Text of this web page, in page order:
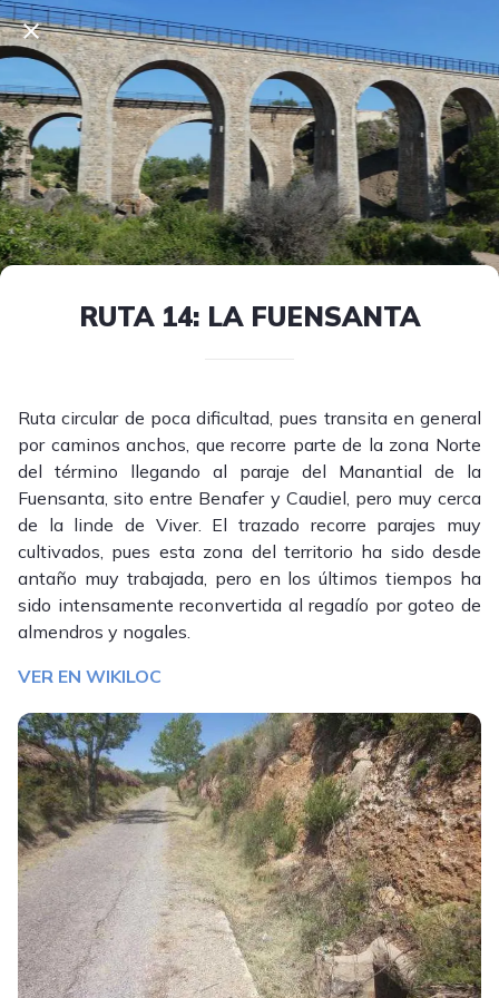
RUTA 14: LA FUENSANTA
Ruta circular de poca dificultad, pues transita en general
por caminos anchos, que recorre parte de la zona Norte
del término llegando al paraje del Manantial de la
Fuensanta, sito entre Benafer y Caudiel, pero muy cerca
de la linde de Viver. El trazado recorre parajes muy
cultivados, pues esta zona del territorio ha sido desde
antaño muy trabajada, pero en los últimos tiempos ha
sido intensamente reconvertida al regadío por goteo de
almendros y nogales.
VER EN WIKILOC